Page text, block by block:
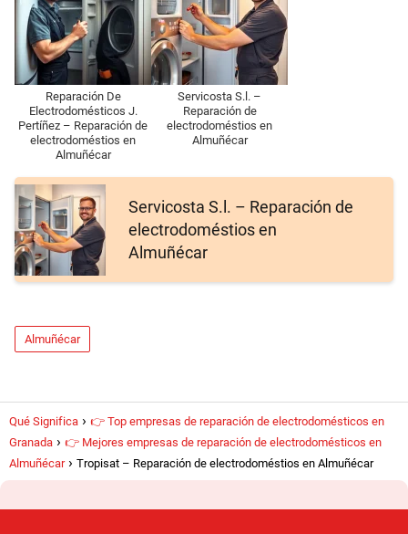
Reparación De
Electrodomésticos J.
Pertíñez – Reparación de
electrodoméstios en
Almuñécar
Servicosta S.l. –
Reparación de
electrodoméstios en
Almuñécar
Servicosta S.l. – Reparación de
electrodoméstios en
Almuñécar
Almuñécar
Qué Significa
👉 Top empresas de reparación de electrodomésticos en
Granada
👉 Mejores empresas de reparación de electrodomésticos en
Almuñécar
Tropisat – Reparación de electrodoméstios en Almuñécar